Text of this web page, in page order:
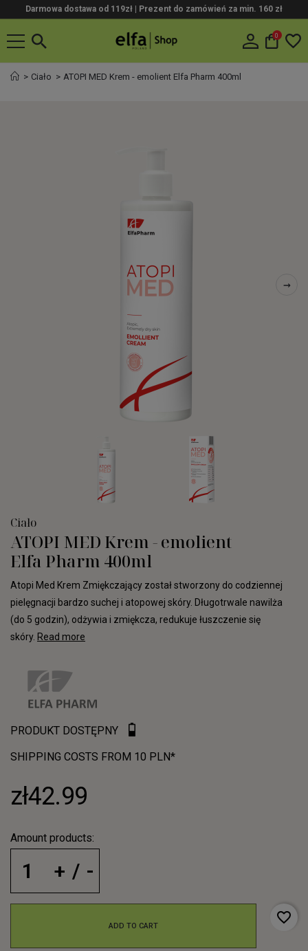
Darmowa dostawa od 119zł | Prezent do zamówień za min. 160 zł
0
Ciało ATOPI MED Krem - emolient Elfa Pharm 400ml
→
Ciało
ATOPI MED Krem - emolient
Elfa Pharm 400ml
Atopi Med Krem Zmiękczający został stworzony do codziennej
pielęgnacji bardzo suchej i atopowej skóry. Długotrwale nawilża
(do 5 godzin), odżywia i zmiękcza, redukuje łuszczenie się
skóry. Read more
PRODUKT DOSTĘPNY
SHIPPING COSTS FROM 10 PLN*
zł42.99
Amount products:
ADD TO CART
favorite_border